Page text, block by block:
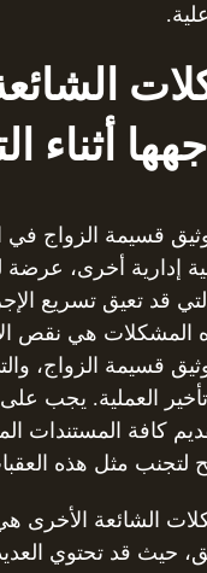
أثناء
قسيمة الزواج في
إدارية أخرى،
قد تعيق تسريع
المشكلات هي نقص
قسيمة الزواج،
العملية. يجب على
كافة المستندات
مثل هذه
الشائعة الأخرى
حيث قد تحتوي